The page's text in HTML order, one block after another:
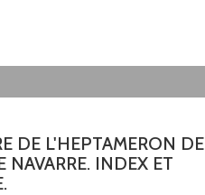
DE L'HEPTAMERON DE
NAVARRE. INDEX ET